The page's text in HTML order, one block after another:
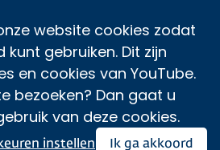
website cookies zodat
gebruiken. Dit zijn
en cookies van YouTube.
bezoeken? Dan gaat u
van deze cookies.
Ik ga akkoord
instellen